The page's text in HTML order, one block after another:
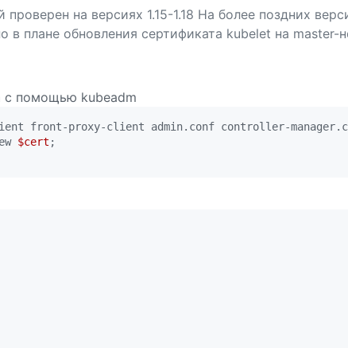
на версиях 1.15-1.18 На более поздних
плане обновления сертификата kubelet на master-
с помощью kubeadm
front-proxy-client admin.conf controller-
$cert ;